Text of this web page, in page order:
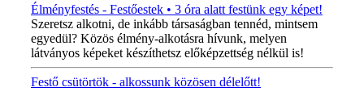
Élményfestés - Festőestek • 3 óra alatt festünk egy képet!
Szeretsz alkotni, de inkább társaságban tennéd, mintsem
egyedül? Közös élmény-alkotásra hívunk, melyen
látványos képeket készíthetsz előképzettség nélkül is!
Festő csütörtök - alkossunk közösen délelőtt!